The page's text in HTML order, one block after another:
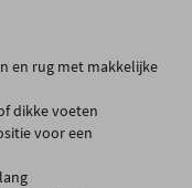
en rug met makkelijke
dikke voeten
voor een